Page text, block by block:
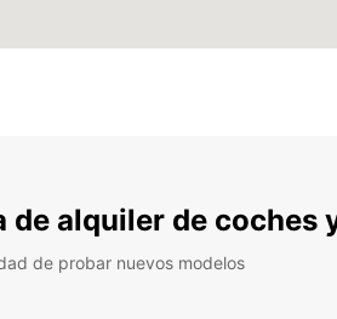
de alquiler de coches
de probar nuevos modelos